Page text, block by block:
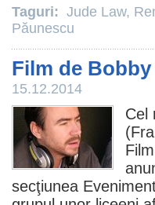
Taguri: Jude Law,
Păunescu
Film de
15.12.2014
Cel
Film
secţiunea